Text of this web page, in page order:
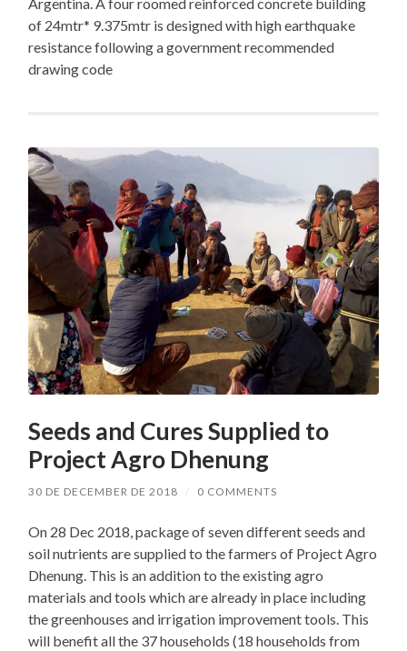
of 24mtr* 9.375mtr is designed with high earthquake
resistance following a government recommended
drawing code
Seeds and Cures Supplied to
Project Agro Dhenung
30 DE DECEMBER DE 2018 / 0 COMMENTS
On 28 Dec 2018, package of seven different seeds and
soil nutrients are supplied to the farmers of Project Agro
Dhenung. This is an addition to the existing agro
materials and tools which are already in place including
the greenhouses and irrigation improvement tools. This
will benefit all the 37 households (18 households from